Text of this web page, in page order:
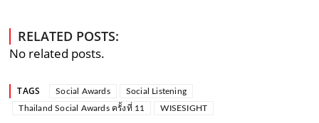
RELATED POSTS:
No related posts.
TAGS Social Awards
Social Listening
Thailand Social Awards ครั้งที่ 11
WISESIGHT